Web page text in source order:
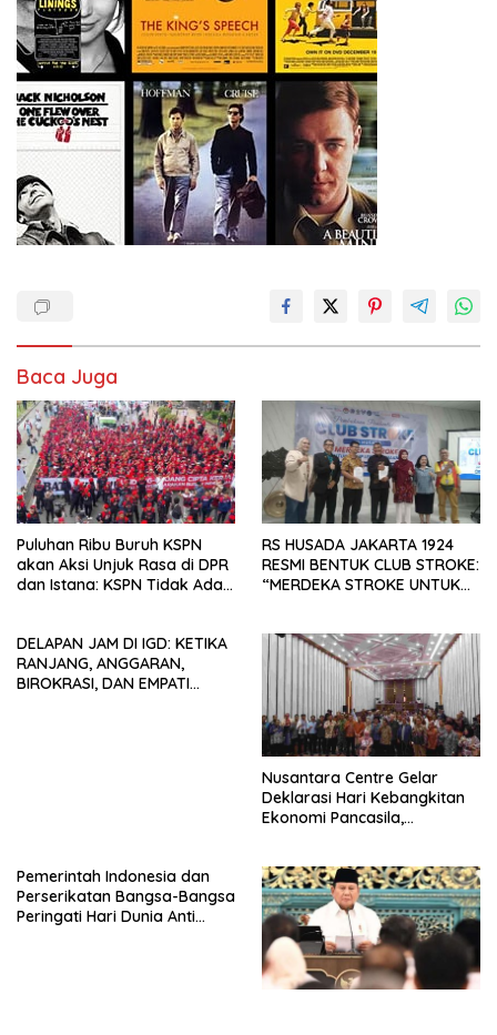
Baca Juga
Puluhan Ribu Buruh KSPN
akan Aksi Unjuk Rasa di DPR
dan Istana: KSPN Tidak Ada
Siapapun
RS HUSADA JAKARTA 1924
RESMI BENTUK CLUB STROKE:
“MERDEKA STROKE UNTUK
DELAPAN JAM DI IGD: KETIKA
RANJANG, ANGGARAN,
BIROKRASI, DAN EMPATI
Nusantara Centre Gelar
Deklarasi Hari Kebangkitan
Ekonomi Pancasila,
Penjajahan (Pergolakan
Ekonomi Politik Indonesia) &
Simposium Nasional “Urgensi
Undang-Undang
Perekonomian Nasional dan
Kesejahteraan Sosial dalam
Pemerintah Indonesia dan
Perserikatan Bangsa-Bangsa
Peringati Hari Dunia Anti